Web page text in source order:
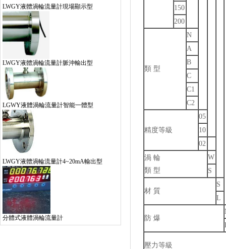
LWGY液體渦輪流量計現場顯示型
LWGY液體渦輪流量計脈沖輸出型
LGWY液體渦輪流量計智能一體型
LWGY液體渦輪流量計4~20mA輸出型
分體式液體渦輪流量計
150
200
類 型
N
A
B
C
C1
C2
精度等級
05
10
02
渦 輪
類 型
W
S
材 質
S
L
防 爆
壓力等級